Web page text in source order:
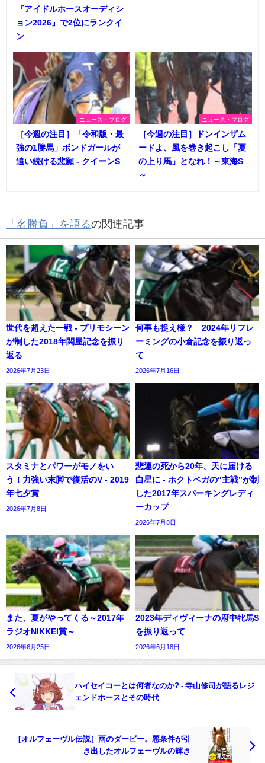
『アイドルホースオーディシ
ョン2026』で2位にランクイ
ン
ニュース・ブログ
［今週の注目］「令和版・最
強の1勝馬」ボンドガールが
追い続ける悲願 - クイーンS
ニュース・ブログ
［今週の注目］ドンインザム
ードよ、風を巻き起こし「夏
の上り馬」となれ！～東海S
～
「名勝負」を語るの関連記事
世代を超えた一戦 - プリモシーン
が制した2018年関屋記念を振り
返る
2026年7月23日
何事も捉え様？ 2024年リフレ
ーミングの小倉記念を振り返っ
て
2026年7月16日
スタミナとパワーがモノをい
う！力強い末脚で復活のV - 2019
年七夕賞
2026年7月8日
悲運の死から20年、天に届ける
白星に - ホクトベガの“主戦”が制
した2017年スパーキングレディ
ーカップ
2026年7月8日
また、夏がやってくる～2017年
ラジオNIKKEI賞～
2026年6月25日
2023年ディヴィーナの府中牝馬S
を振り返って
2026年6月18日
ハイセイコーとは何者なのか? - 寺山修司が語るレジ
ェンドホースとその時代
［オルフェーヴル伝説］雨のダービー。悪条件が引
き出したオルフェーヴルの輝き